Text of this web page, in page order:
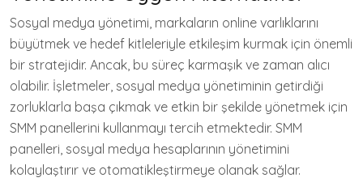
Sosyal medya yönetimi, markaların online varlıklarını
büyütmek ve hedef kitleleriyle etkileşim kurmak için önemli
bir stratejidir. Ancak, bu süreç karmaşık ve zaman alıcı
olabilir. İşletmeler, sosyal medya yönetiminin getirdiği
zorluklarla başa çıkmak ve etkin bir şekilde yönetmek için
SMM panellerini kullanmayı tercih etmektedir. SMM
panelleri, sosyal medya hesaplarının yönetimini
kolaylaştırır ve otomatikleştirmeye olanak sağlar.